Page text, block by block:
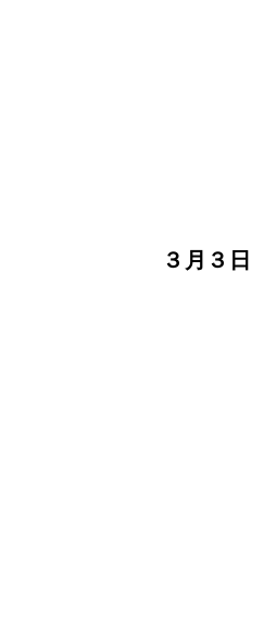
３月３日